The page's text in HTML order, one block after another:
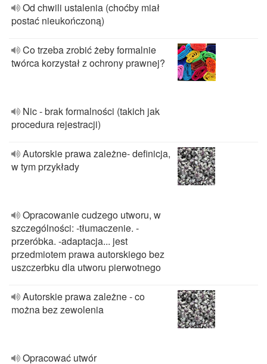
Od chwili ustalenia (choćby miał
postać nieukończoną)
Co trzeba zrobić żeby formalnie
twórca korzystał z ochrony prawnej?
Nic - brak formalności (takich jak
procedura rejestracji)
Autorskie prawa zależne- definicja,
w tym przykłady
Opracowanie cudzego utworu, w
szczególności: -tłumaczenie. -
przeróbka. -adaptacja... jest
przedmiotem prawa autorskiego bez
uszczerbku dla utworu pierwotnego
Autorskie prawa zależne - co
można bez zewolenia
Opracować utwór